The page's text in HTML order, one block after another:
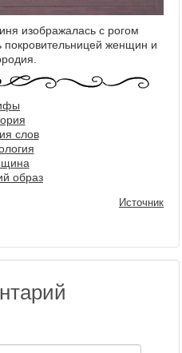
изображалась с рогом
покровительницей женщин и
слов
образ
Источник